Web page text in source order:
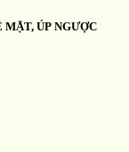
MẶT, ÚP NGƯỢC